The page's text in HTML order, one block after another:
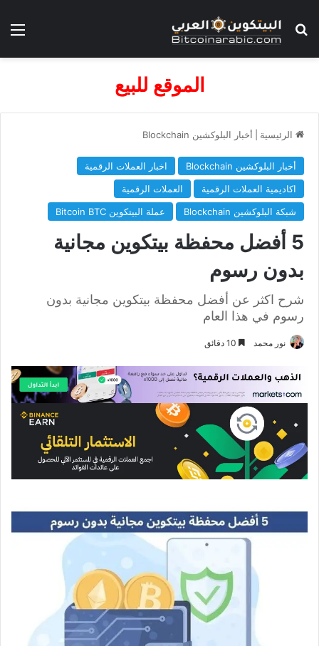
بحث عن
الموقع للبيع
الرئيسية أخبار البلوكشين Blockchain
أخبار البلوكشين Blockchain
اخبار العملات الرقمية
اكاديمية العملات الرقمية
العملات الرقمية
شبكة البلوكشين Blockchain
عملة البيتكوين Bitcoin BTC
5 أفضل محفظة بيتكوين مجانية
بدون رسوم
شرح اكثر عن أفضل محفظة بيتكوين مجانية بدون
رسوم في هذا العام
نور محمد